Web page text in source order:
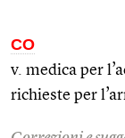
CO
v. medica per
richieste per